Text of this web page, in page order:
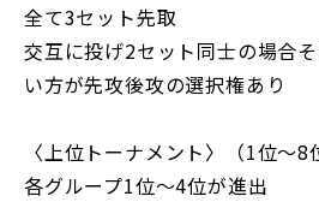
全て3セット先取
交互に投げ2セット同士の場合
い方が先攻後攻の選択権あり
〈上位トーナメント〉（1位～8
各グループ1位～4位が進出